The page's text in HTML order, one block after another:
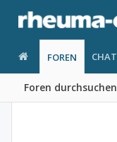
FOREN
Foren durchsuchen
CHAT